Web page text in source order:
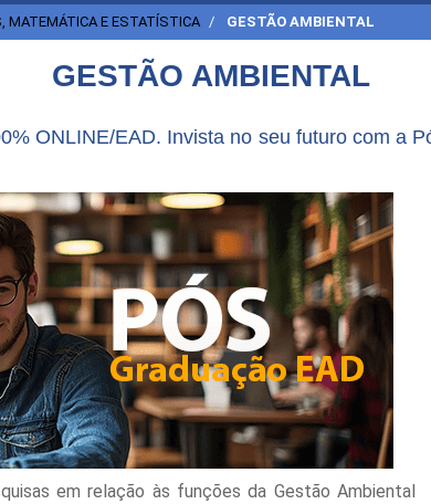
MATEMÁTICA E ESTATÍSTICA GESTÃO AMBIENTAL
GESTÃO AMBIENTAL
ONLINE/EAD. Invista no seu futuro com a
em relação às funções da Gestão Ambiental